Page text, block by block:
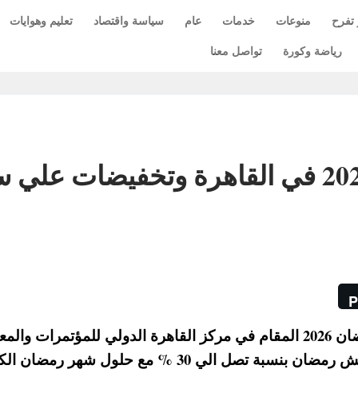
تفرح منوعات خدمات عام سياسة واقتصاد
تعليم وهوايات
رياضة وكورة تواصل معنا
موعد معرض اهلا رمضان 2026 في القاهرة وتخفيضات
اعلنت وزارة التموين عن تفاصيل معرض اهلا رمضان 2026 المقام في مركز القاهرة الدولي
، حيث سيتم تخفيض اسعار العديد من سلع و ياميش رمضان بنسبة تصل الي 30 % مع حلول